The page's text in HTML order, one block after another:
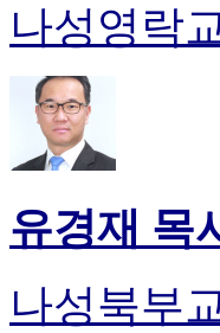
나성영락
유경재 목
나성북부